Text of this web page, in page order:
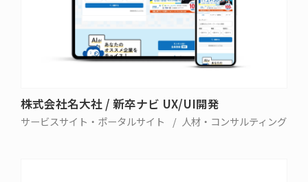
株式会社名大社 / 新卒ナビ UX/UI開発
サービスサイト・ポータルサイト 人材・コンサルティング